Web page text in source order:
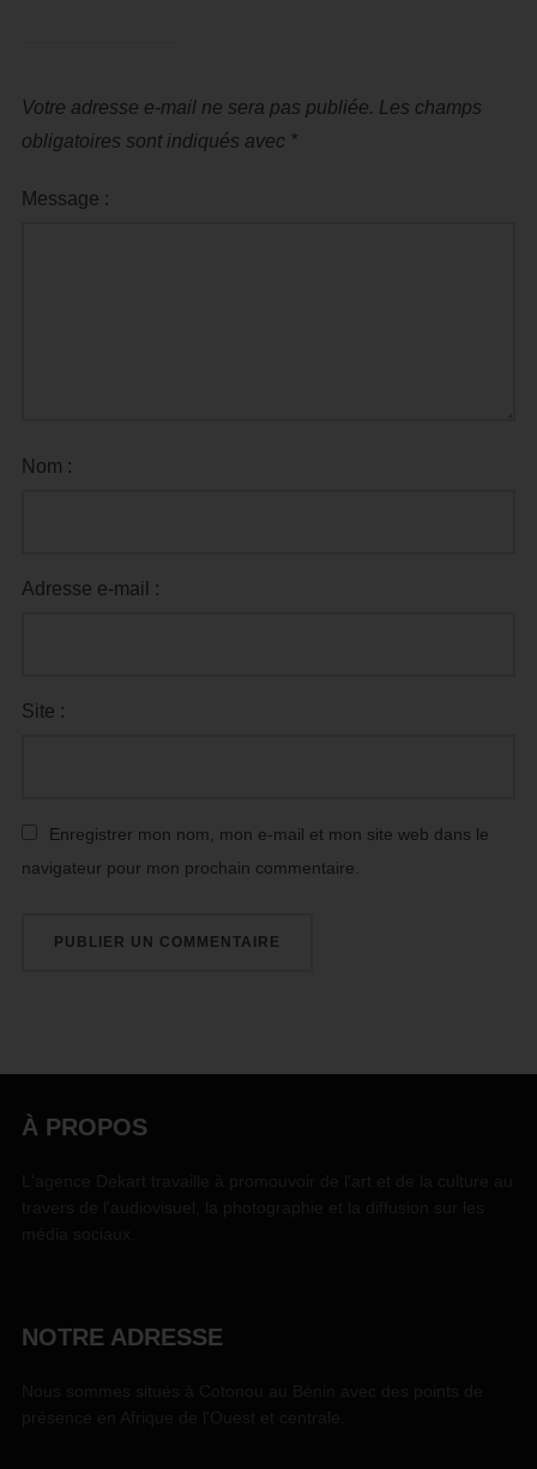
Votre adresse e-mail ne sera pas publiée. Les champs
obligatoires sont indiqués avec *
Message :
Nom :
Adresse e-mail :
Site :
Enregistrer mon nom, mon e-mail et mon site web dans le
navigateur pour mon prochain commentaire.
À PROPOS
NOTRE ADRESSE